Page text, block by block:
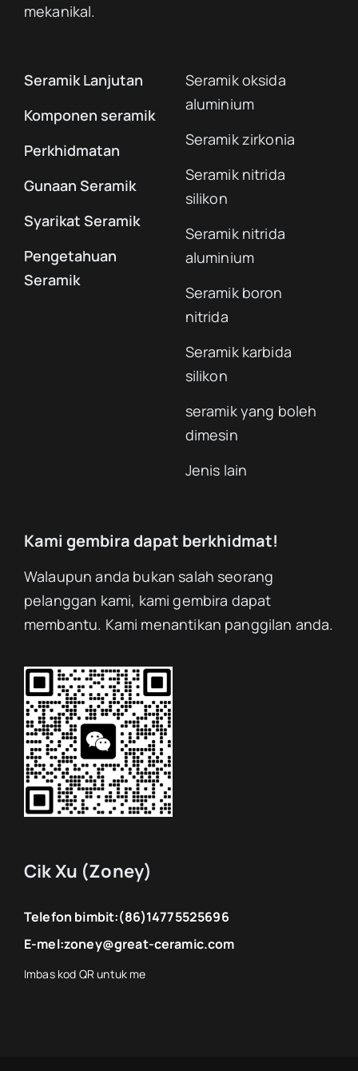
mekanikal.
Seramik Lanjutan
Komponen seramik
Perkhidmatan
Gunaan Seramik
Syarikat Seramik
Pengetahuan
Seramik
Seramik oksida
aluminium
Seramik zirkonia
Seramik nitrida
silikon
Seramik nitrida
aluminium
Seramik boron
nitrida
Seramik karbida
silikon
seramik yang boleh
dimesin
Jenis lain
Kami gembira dapat berkhidmat!
Walaupun anda bukan salah seorang
pelanggan kami, kami gembira dapat
membantu. Kami menantikan panggilan anda.
Cik Xu (Zoney)
Telefon bimbit:(86)14775525696
E-mel:zoney@great-ceramic.com